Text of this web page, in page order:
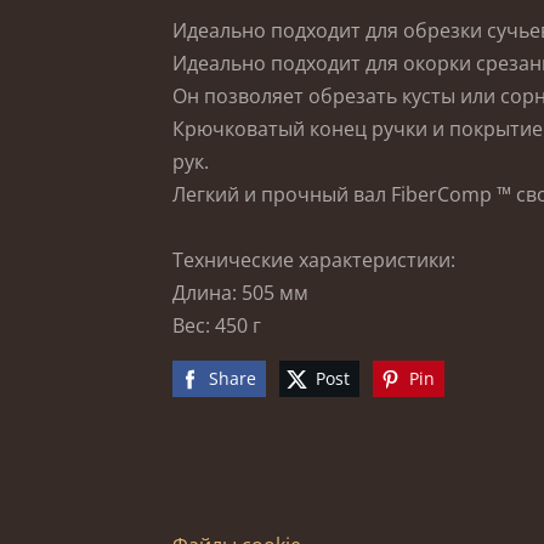
Идеально подходит для обрезки
Идеально подходит для окорки
Он позволяет обрезать кусты или
Крючковатый конец ручки и
рук.
Легкий и прочный вал FiberComp ™
Технические характеристики:
Длина: 505 мм
Вес: 450 г
Share Post Pin